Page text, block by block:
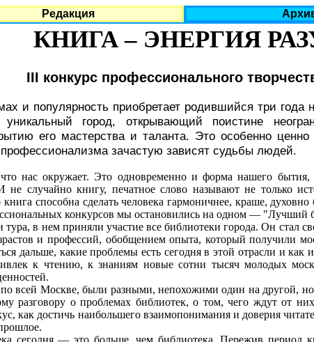
Редакция
КНИГА – ЭНЕРГИЯ
III конкурс профессионального
и популярность приобретает родившийся три года
город, открывающий поистине
его мастерства и таланта. Это особенно
зачастую зависят судьбы людей.
нас окружает. Это одновременно и форма нашего
не случайно книгу, печатное слово называют не только
способна сделать человека гармоничнее, краше,
конкурсов мы остановились на одном — "Лучший
в нем приняли участие все библиотеки города. Он стал
и профессий, обобщением опыта, который получили
дальше, какие проблемы есть сегодня в этой отрасли и
к чтению, к знаниям новые сотни тысяч молодых
Москве, были разными, непохожими один на другой,
разговору о проблемах библиотек, о том, чего ждут от
как достичь наибольшего взаимопонимания и доверия
— это больше, чем библиотека. Пережив период